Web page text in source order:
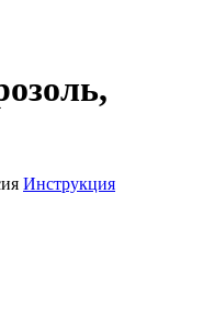
Инструкция